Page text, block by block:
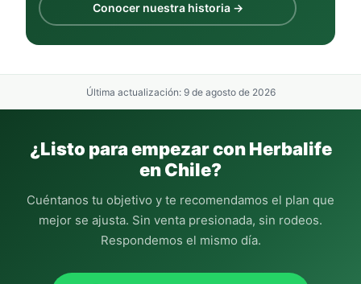
Conocer nuestra historia →
Última actualización: 9 de agosto de 2026
¿Listo para empezar con Herbalife
en Chile?
Cuéntanos tu objetivo y te recomendamos el plan que
mejor se ajusta. Sin venta presionada, sin rodeos.
Respondemos el mismo día.